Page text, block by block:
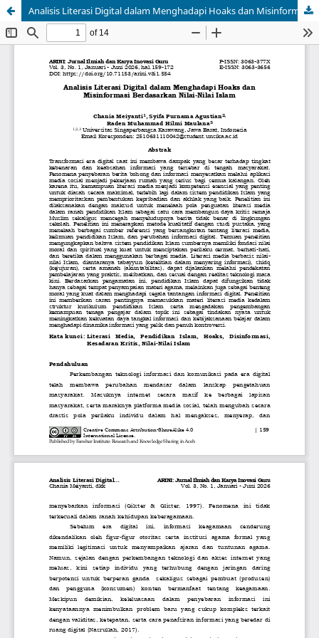
Analisis Literasi Digital dalam Menghadapi Hoaks dan Misinformasi Berdasarkan Nilai-Nilai Islam